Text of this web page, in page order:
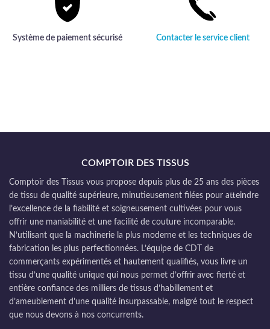
Système de paiement sécurisé Contacter le service client
COMPTOIR DES TISSUS
Comptoir des Tissus vous propose depuis plus de 25 ans des pièces
de tissu de qualité supérieure, minutieusement filées pour atteindre
l’excellence de la fiabilité et soigneusement cultivées pour vous
offrir une maniabilité et une facilité de couture incomparable.
N’utilisant que la machinerie la plus moderne et les techniques de
fabrication les plus perfectionnées. L’équipe de CDT de
commerçants expérimentés et hautement qualifiés, vous livre un
tissu d’une qualité unique qui nous permet d’offrir avec fierté et
entière confiance des milliers de tissus d’habillement et
d’ameublement d’une qualité insurpassable, malgré tout le respect
que nous devons à nos concurrents.